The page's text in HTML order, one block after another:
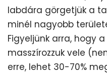
labdára görgetjük a
minél nagyobb
Figyeljünk arra, hogy
masszírozzuk vele
erre, lehet 30-70%